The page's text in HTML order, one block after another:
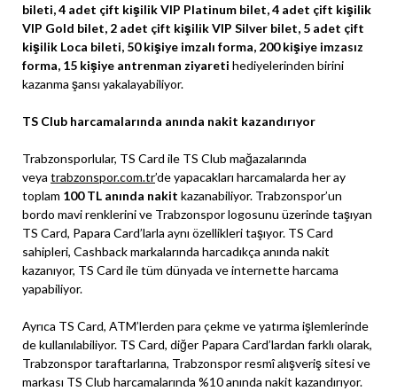
bileti, 4 adet çift kişilik VIP Platinum bilet, 4 adet çift kişilik
VIP Gold bilet, 2 adet çift kişilik VIP Silver bilet, 5 adet çift
kişilik Loca bileti, 50 kişiye imzalı forma, 200 kişiye imzasız
forma, 15 kişiye antrenman ziyareti hediyelerinden birini
kazanma şansı yakalayabiliyor.
TS Club harcamalarında anında nakit kazandırıyor
Trabzonsporlular, TS Card ile TS Club mağazalarında
veya trabzonspor.com.tr’de yapacakları harcamalarda her ay
toplam 100 TL anında nakit kazanabiliyor. Trabzonspor’un
bordo mavi renklerini ve Trabzonspor logosunu üzerinde taşıyan
TS Card, Papara Card’larla aynı özellikleri taşıyor. TS Card
sahipleri, Cashback markalarında harcadıkça anında nakit
kazanıyor, TS Card ile tüm dünyada ve internette harcama
yapabiliyor.
Ayrıca TS Card, ATM’lerden para çekme ve yatırma işlemlerinde
de kullanılabiliyor. TS Card, diğer Papara Card’lardan farklı olarak,
Trabzonspor taraftarlarına, Trabzonspor resmî alışveriş sitesi ve
markası TS Club harcamalarında %10 anında nakit kazandırıyor.